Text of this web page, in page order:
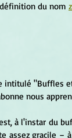
du nom
intitulé "Buffles
nous
est, à l'instar
assez gracile –